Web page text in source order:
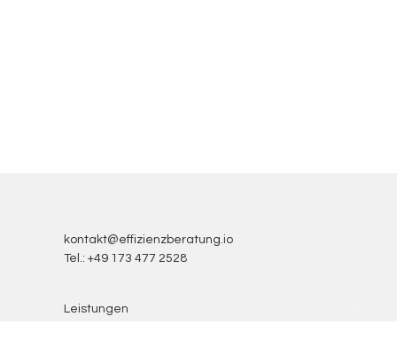
kontakt@effizienzberatung.io
Tel.: +49 173 477 2528
Leistungen